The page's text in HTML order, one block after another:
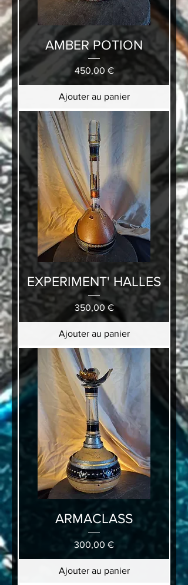
AMBER POTION
Prix
450,00 €
Ajouter au panier
EXPERIMENT' HALLES
Prix
350,00 €
Ajouter au panier
ARMACLASS
Prix
300,00 €
Ajouter au panier